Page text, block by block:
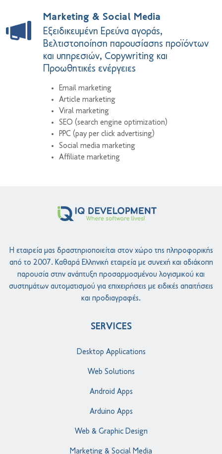
Marketing & Social Media
Εξειδικευμένη Ερεύνα αγοράς,
Βελτιστοποίηση παρουσίασης προϊόντων
και υπηρεσιών, Copywriting και
Προωθητικές ενέργειες
Email marketing
Article marketing
Viral marketing
SEO (search engine optimization)
PPC (pay per click advertising)
Social media marketing
Affiliate marketing
Η εταιρεία μας δραστηριοποιείται στον χώρο της πληροφορικής
από το 2007. Καθαρά Ελληνική εταιρεία με συνεχή και αδιάκοπη
παρουσία στην ανάπτυξη προσαρμοσμένου λογισμικού και
συστημάτων αυτοματισμού για επιχειρήσεις με ειδικές απαιτήσεις
και προδιαγραφές.
SERVICES
Desktop Applications
Web Solutions
Android Apps
Arduino Apps
Web & Graphic Design
Marketing & Social Media